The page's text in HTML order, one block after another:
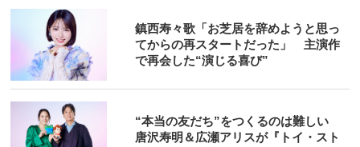
鎮西寿々歌「お芝居を辞めようと思っ
てからの再スタートだった」 主演作
で再会した“演じる喜び”
“本当の友だち”をつくるのは難しい
唐沢寿明＆広瀬アリスが『トイ・スト